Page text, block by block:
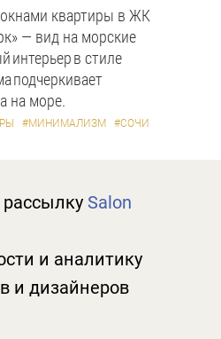
квартиры в ЖК
— вид на морские
интерьер в стиле
подчеркивает
на море.
#МИНИМАЛИЗМ #СОЧИ
Salon
и аналитику
и дизайнеров